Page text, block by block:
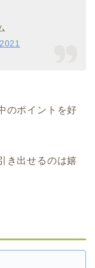
のポイントを好
き出せるのは嬉